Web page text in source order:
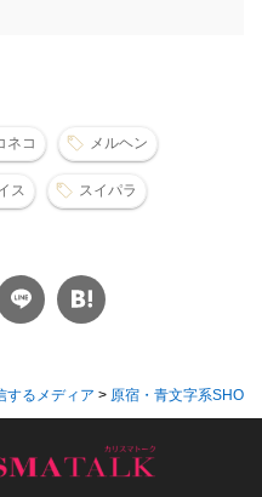
ネコ メルヘン
ス スイパラ
するメディア > 原宿・青文字系SHOP